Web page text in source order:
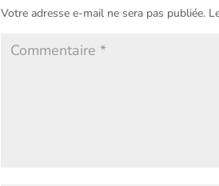
Votre adresse e-mail ne sera pas publiée.